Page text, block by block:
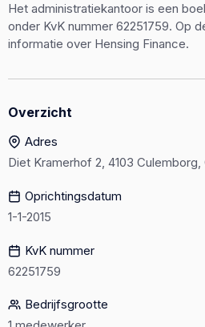
Het administratiekantoor is een
onder KvK nummer 62251759. Op
informatie over Hensing Finance.
Overzicht
Adres
Diet Kramerhof 2, 4103 Culemborg,
Oprichtingsdatum
1-1-2015
KvK nummer
62251759
Bedrijfsgrootte